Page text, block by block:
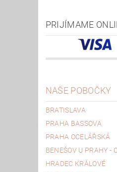
PRIJÍMAME
NAŠE POBOČKY
BRATISLAVA
PRAHA BASSOVA
PRAHA OCELÁŘSKÁ
BENEŠOV U PRAHY -
HRADEC KRÁLOVÉ